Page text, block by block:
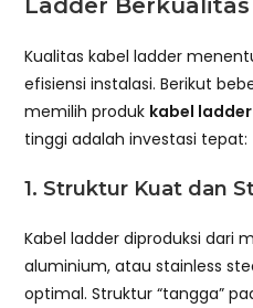
Kualitas kabel ladder
efisiensi instalasi. Berikut
memilih produk kabel
tinggi adalah investasi tepat:
1. Struktur Kuat dan
Kabel ladder diproduksi dari
aluminium, atau stainless
optimal. Struktur “tangga”